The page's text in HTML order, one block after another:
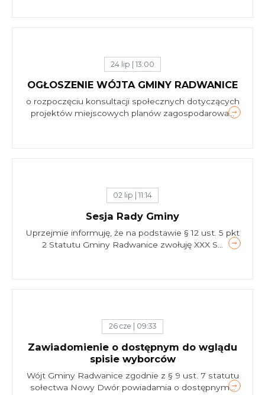
24 lip | 13:00
OGŁOSZENIE WÓJTA GMINY RADWANICE
o rozpoczęciu konsultacji społecznych dotyczących
projektów miejscowych planów zagospodarowa...
02 lip | 11:14
Sesja Rady Gminy
Uprzejmie informuję, że na podstawie § 12 ust. 5 pkt
2 Statutu Gminy Radwanice zwołuję XXX S...
26 cze | 09:33
Zawiadomienie o dostępnym do wglądu
spisie wyborców
Wójt Gminy Radwanice zgodnie z § 9 ust. 7 statutu
sołectwa Nowy Dwór powiadamia o dostępnym...